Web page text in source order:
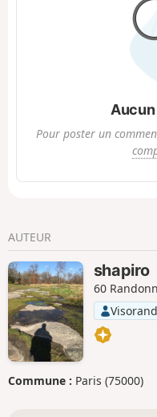
Pour poster un
AUTEUR
shapiro
60
Commune : Paris (75000)